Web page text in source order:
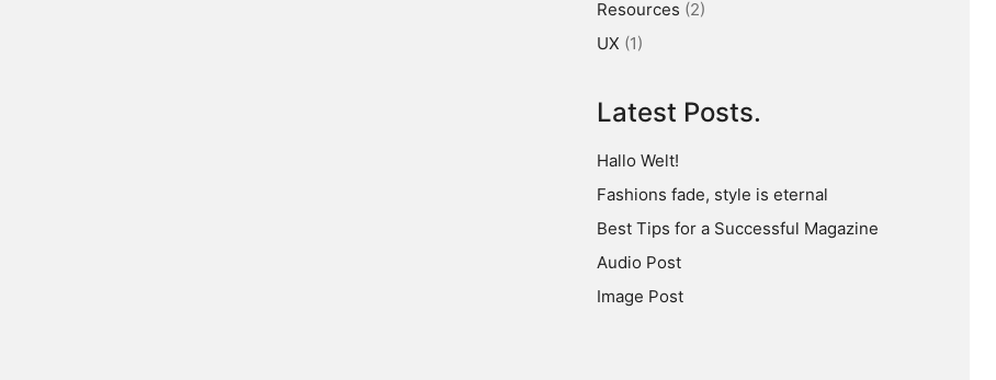
Resources (2)
UX (1)
Latest Posts.
Hallo Welt!
Fashions fade, style is eternal
Best Tips for a Successful Magazine
Audio Post
Image Post